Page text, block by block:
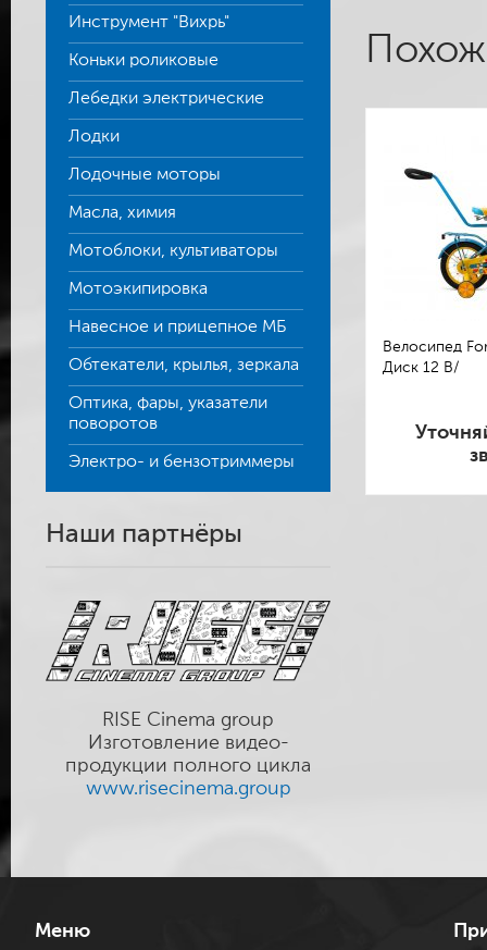
Инструмент "Вихрь"
Коньки роликовые
Лебедки электрические
Лодки
Лодочные моторы
Масла, химия
Мотоблоки, культиваторы
Мотоэкипировка
Навесное и прицепное МБ
Обтекатели, крылья, зеркала
Оптика, фары, указатели
поворотов
Электро- и бензотриммеры
Наши партнёры
RISE Cinema group
Изготовление видео-
продукции полного цикла
www.risecinema.group
Велосипед
Диск 12 B/
Меню